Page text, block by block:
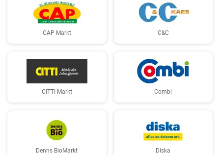
CAP Markt C&C
CITTI Markt Combi
Denns BioMarkt Diska